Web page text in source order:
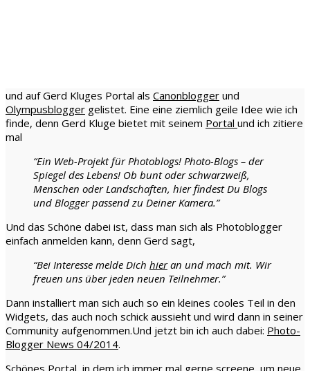
und auf Gerd Kluges Portal als Canonblogger und
Olympusblogger gelistet. Eine eine ziemlich geile Idee wie ich
finde, denn Gerd Kluge bietet mit seinem Portal und ich zitiere
mal
“Ein Web-Projekt für Photoblogs! Photo-Blogs – der
Spiegel des Lebens! Ob bunt oder schwarzweiß,
Menschen oder Landschaften, hier findest Du Blogs
und Blogger passend zu Deiner Kamera.”
Und das Schöne dabei ist, dass man sich als Photoblogger
einfach anmelden kann, denn Gerd sagt,
“Bei Interesse melde Dich hieran und mach mit. Wir
freuen uns über jeden neuen Teilnehmer.”
Dann installiert man sich auch so ein kleines cooles Teil in den
Widgets, das auch noch schick aussieht und wird dann in seiner
Community aufgenommen.Und jetzt bin ich auch dabei: Photo-
Blogger News 04/2014.
Schönes Portal, in dem ich immer mal gerne screene, um neue